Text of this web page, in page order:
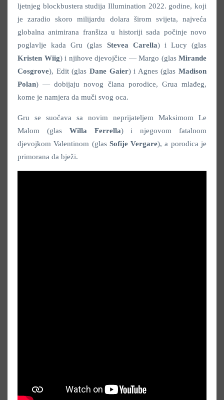
ljetnjeg blockbustera studija Illumination 2022. godine, koji
je zaradio skoro milijardu dolara širom svijeta, najveća
globalna animirana franšiza u historiji sada počinje novo
poglavlje kada Gru (glas Stevea Carella) i Lucy (glas
Kristen Wiig) i njihove djevojčice — Margo (glas Mirande
Cosgrove), Edit (glas Dane Gaier) i Agnes (glas Madison
Polan) — dobijaju novog člana porodice, Grua mlađeg,
kome je namjera da muči svog oca.
Gru se suočava sa novim neprijateljem Maksimom Le
Malom (glas Willa Ferrella) i njegovom fatalnom
djevojkom Valentinom (glas Sofije Vergare), a porodica je
primorana da bježi.